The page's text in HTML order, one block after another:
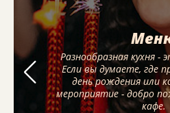
Разнообразная кухня -
Если вы думаете, где
день рождения или
мероприятие - добро
кафе.
Разнообразная кухня -
Если вы думаете, где
день рождения или
мероприятие - добро
кафе.
Разнообразная кухня -
Если вы думаете, где
день рождения или
мероприятие - добро
кафе.